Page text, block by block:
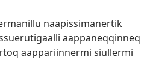
naapis­simaner­tik
aap­paneq­qin­neq
aap­pariin­nermi siul­lermi